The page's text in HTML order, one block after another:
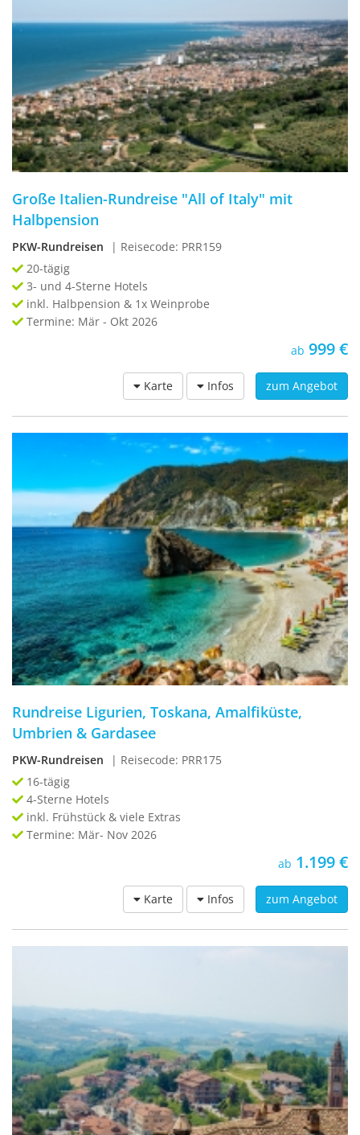
Große Italien-Rundreise "All of Italy" mit
Halbpension
PKW-Rundreisen
| Reisecode: PRR159
20-tägig
3- und 4-Sterne Hotels
inkl. Halbpension & 1x Weinprobe
Termine: Mär - Okt 2026
ab 999 €
Karte Infos zum Angebot
Rundreise Ligurien, Toskana, Amalfiküste,
Umbrien & Gardasee
PKW-Rundreisen
| Reisecode: PRR175
16-tägig
4-Sterne Hotels
inkl. Frühstück & viele Extras
Termine: Mär- Nov 2026
ab 1.199 €
Karte Infos zum Angebot